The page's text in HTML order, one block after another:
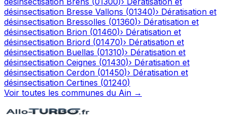
désinsectisation Bresse Vallons (01340)› Dératisation et
désinsectisation Bressolles (01360)› Dératisation et
désinsectisation Brion (01460)› Dératisation et
désinsectisation Briord (01470)› Dératisation et
désinsectisation Buellas (01310)› Dératisation et
désinsectisation Ceignes (01430)› Dératisation et
désinsectisation Cerdon (01450)› Dératisation et
désinsectisation Certines (01240)
Voir toutes les communes du Ain →